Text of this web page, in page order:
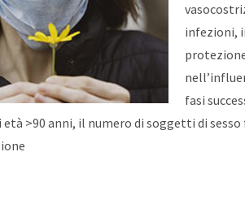
infezioni,
fasi
età >90 anni, il numero di soggetti di